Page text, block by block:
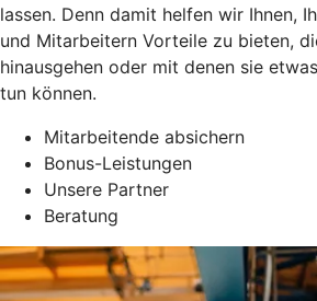
lassen. Denn damit helfen wir Ihnen,
und Mitarbeitern Vorteile zu bieten,
hinausgehen oder mit denen sie
tun können.
Mitarbeitende absichern
Bonus-Leistungen
Unsere Partner
Beratung